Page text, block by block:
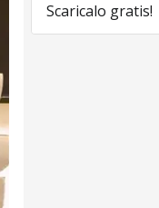
Scaricalo gratis!